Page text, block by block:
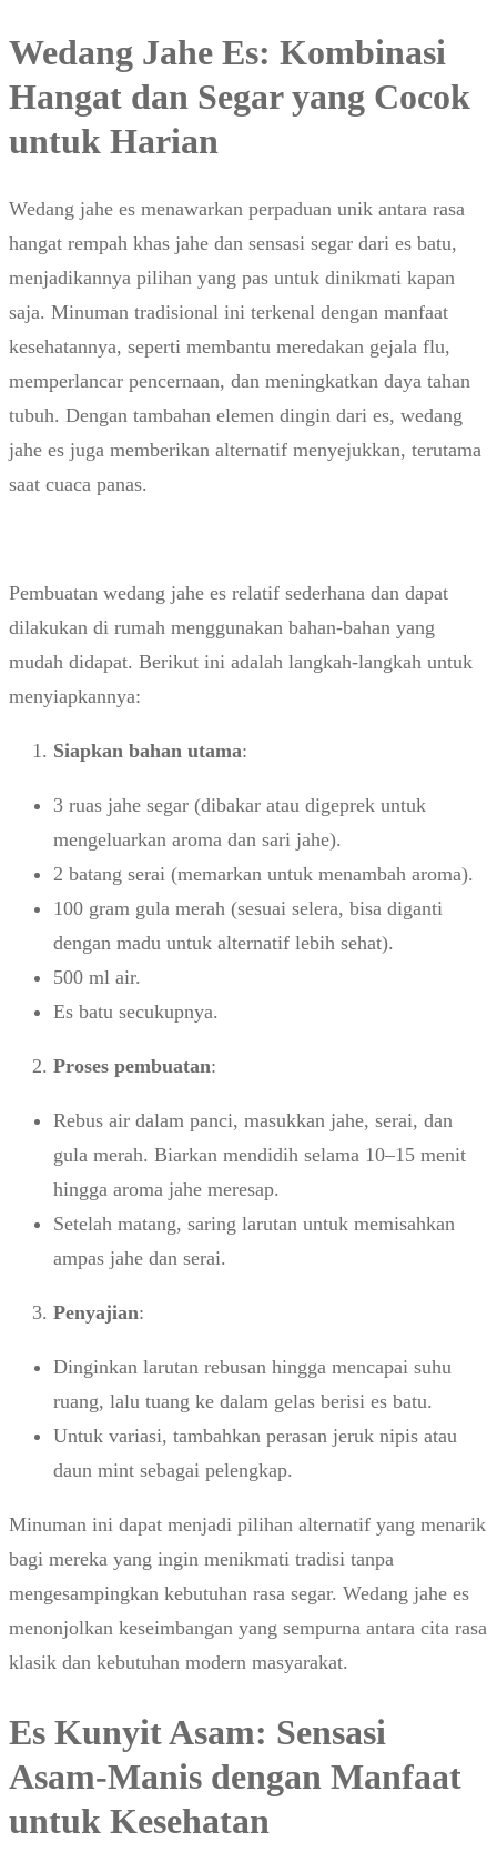
Wedang Jahe Es: Kombinasi
Hangat dan Segar yang Cocok
untuk Harian
Wedang jahe es menawarkan perpaduan unik antara rasa
hangat rempah khas jahe dan sensasi segar dari es batu,
menjadikannya pilihan yang pas untuk dinikmati kapan
saja. Minuman tradisional ini terkenal dengan manfaat
kesehatannya, seperti membantu meredakan gejala flu,
memperlancar pencernaan, dan meningkatkan daya tahan
tubuh. Dengan tambahan elemen dingin dari es, wedang
jahe es juga memberikan alternatif menyejukkan, terutama
saat cuaca panas.
Pembuatan wedang jahe es relatif sederhana dan dapat
dilakukan di rumah menggunakan bahan-bahan yang
mudah didapat. Berikut ini adalah langkah-langkah untuk
menyiapkannya:
Siapkan bahan utama:
3 ruas jahe segar (dibakar atau digeprek untuk
mengeluarkan aroma dan sari jahe).
2 batang serai (memarkan untuk menambah aroma).
100 gram gula merah (sesuai selera, bisa diganti
dengan madu untuk alternatif lebih sehat).
500 ml air.
Es batu secukupnya.
Proses pembuatan:
Rebus air dalam panci, masukkan jahe, serai, dan
gula merah. Biarkan mendidih selama 10–15 menit
hingga aroma jahe meresap.
Setelah matang, saring larutan untuk memisahkan
ampas jahe dan serai.
Penyajian:
Dinginkan larutan rebusan hingga mencapai suhu
ruang, lalu tuang ke dalam gelas berisi es batu.
Untuk variasi, tambahkan perasan jeruk nipis atau
daun mint sebagai pelengkap.
Minuman ini dapat menjadi pilihan alternatif yang menarik
bagi mereka yang ingin menikmati tradisi tanpa
mengesampingkan kebutuhan rasa segar. Wedang jahe es
menonjolkan keseimbangan yang sempurna antara cita rasa
klasik dan kebutuhan modern masyarakat.
Es Kunyit Asam: Sensasi
Asam-Manis dengan Manfaat
untuk Kesehatan